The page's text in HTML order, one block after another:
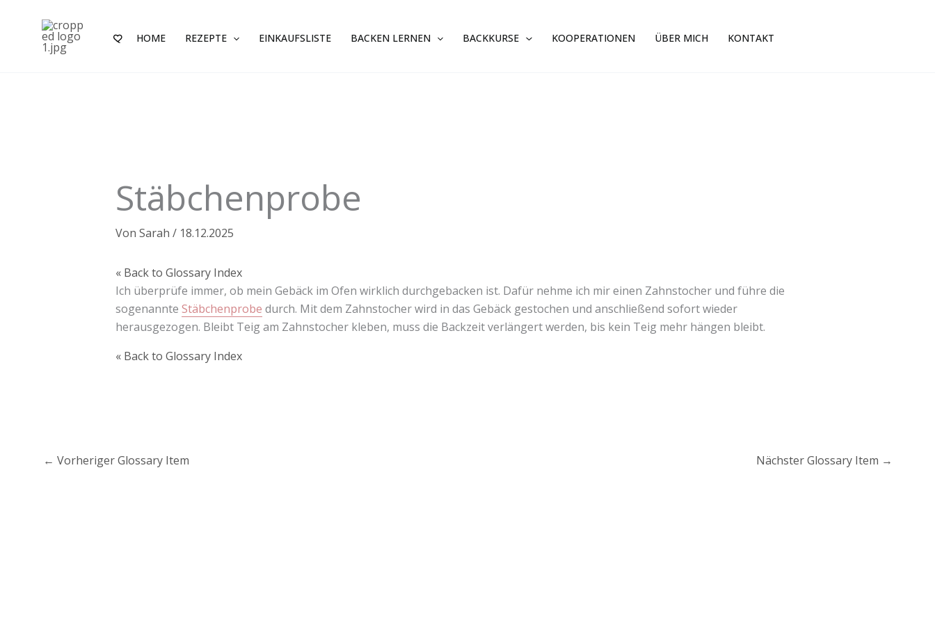
springen
HOME REZEPTE EINKAUFSLISTE BACKEN LERNEN BACKKURSE KOOPERATIONEN ÜBER MICH KONTAKT
Stäbchenprobe
VonSarah/ 18.12.2025
« Back to Glossary Index
Ich überprüfe immer, ob mein Gebäck im Ofen wirklich durchgebacken ist. Dafür nehme ich mir einen Zahnstocher und führe die
sogenannteStäbchenprobe durch. Mit dem Zahnstocher wird in das Gebäck gestochen und anschließend sofort wieder
herausgezogen. Bleibt Teig am Zahnstocher kleben, muss die Backzeit verlängert werden, bis kein Teig mehr hängen bleibt.
« Back to Glossary Index
← Vorheriger Glossary Item Nächster Glossary Item →